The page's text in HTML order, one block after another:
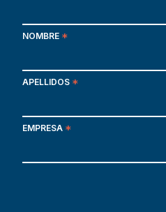
NOMBRE *
APELLIDOS *
EMPRESA *